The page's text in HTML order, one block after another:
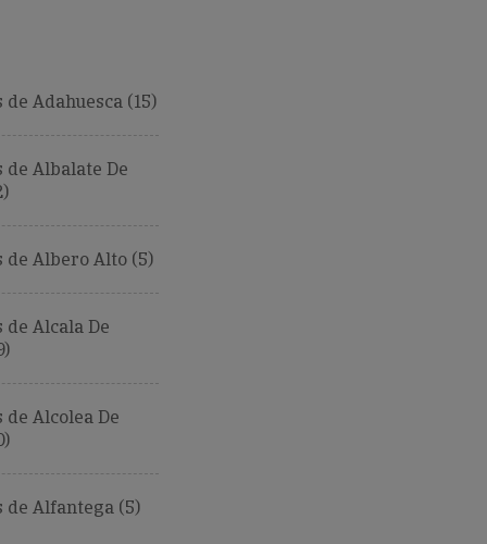
de Adahuesca (15)
de Albalate De
de Albero Alto (5)
de Alcala De
de Alcolea De
de Alfantega (5)